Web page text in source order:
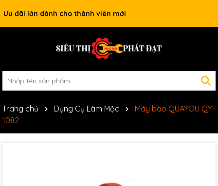
Ưu đãi lớn dành cho thành viên mới
Trang chủ Dụng Cụ Làm Mộc
Máy bào QUAYOU QY-
1082